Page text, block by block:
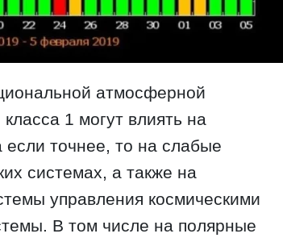
атмосферной
1 могут влиять на
если точнее, то на слабые
системах, а также на
управления космическими
В том числе на полярные